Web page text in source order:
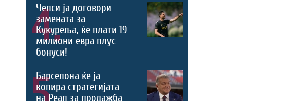
4.
Челси ја договори
замената за
Кукуреља, ќе плати 19
милиони евра плус
бонуси!
Барселона ќе ја
копира стратегијата
на Реал за продажба